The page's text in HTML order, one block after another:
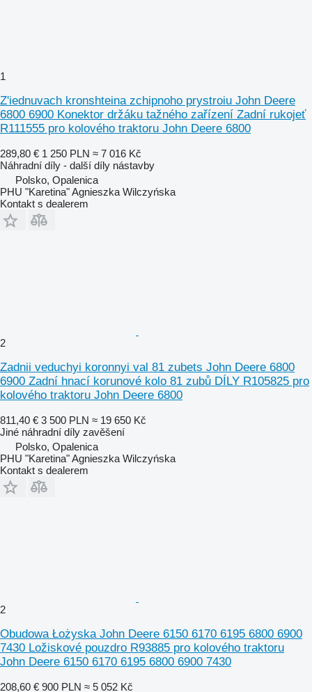
1
Z'iednuvach kronshteina zchipnoho prystroiu John Deere
6800 6900 Konektor držáku tažného zařízení Zadní rukojeť
R111555 pro kolového traktoru John Deere 6800
289,80 € 1 250 PLN ≈ 7 016 Kč
Náhradní díly - další díly nástavby
Polsko, Opalenica
PHU "Karetina" Agnieszka Wilczyńska
Kontakt s dealerem
2
Zadnii veduchyi koronnyi val 81 zubets John Deere 6800
6900 Zadní hnací korunové kolo 81 zubů DÍLY R105825 pro
kolového traktoru John Deere 6800
811,40 € 3 500 PLN ≈ 19 650 Kč
Jiné náhradní díly zavěšení
Polsko, Opalenica
PHU "Karetina" Agnieszka Wilczyńska
Kontakt s dealerem
2
Obudowa Łożyska John Deere 6150 6170 6195 6800 6900
7430 Ložiskové pouzdro R93885 pro kolového traktoru
John Deere 6150 6170 6195 6800 6900 7430
208,60 € 900 PLN ≈ 5 052 Kč